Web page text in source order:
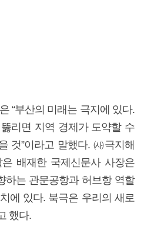
“부산의 미래는 극지에 있다.
리면 지역 경제가 도약할 수
것”이라고 말했다. ㈔극지해
배재한 국제신문사 사장은
하는 관문공항과 허브항 역할
에 있다. 북극은 우리의 새로
했다.